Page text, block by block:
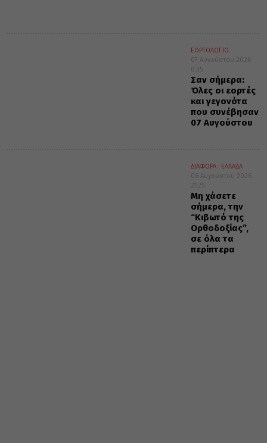
ΕΟΡΤΟΛΟΓΙΟ
07 Αυγούστου 2026
0:35
Σαν σήμερα:
Όλες οι εορτές
και γεγονότα
που συνέβησαν
07 Αυγούστου
ΔΙΑΦΟΡΑ
ΕΛΛΑΔΑ
06 Αυγούστου 2026
21:25
Μη χάσετε
σήμερα, την
“Κιβωτό της
Ορθοδοξίας”,
σε όλα τα
περίπτερα